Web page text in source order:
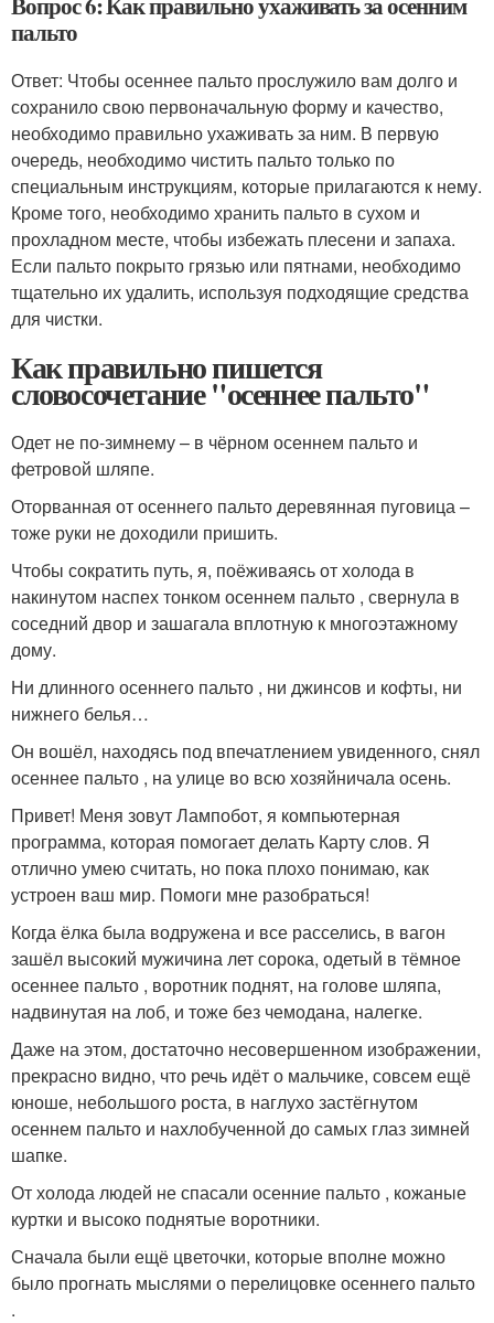
пальто
Ответ: Чтобы осеннее пальто прослужило вам долго и
сохранило свою первоначальную форму и качество,
необходимо правильно ухаживать за ним. В первую
очередь, необходимо чистить пальто только по
специальным инструкциям, которые прилагаются к нему.
Кроме того, необходимо хранить пальто в сухом и
прохладном месте, чтобы избежать плесени и запаха.
Если пальто покрыто грязью или пятнами, необходимо
тщательно их удалить, используя подходящие средства
для чистки.
Как правильно пишется
словосочетание "осеннее пальто"
Одет не по-зимнему – в чёрном осеннем пальто и
фетровой шляпе.
Оторванная от осеннего пальто деревянная пуговица –
тоже руки не доходили пришить.
Чтобы сократить путь, я, поёживаясь от холода в
накинутом наспех тонком осеннем пальто , свернула в
соседний двор и зашагала вплотную к многоэтажному
дому.
Ни длинного осеннего пальто , ни джинсов и кофты, ни
нижнего белья…
Он вошёл, находясь под впечатлением увиденного, снял
осеннее пальто , на улице во всю хозяйничала осень.
Привет! Меня зовут Лампобот, я компьютерная
программа, которая помогает делать Карту слов. Я
отлично умею считать, но пока плохо понимаю, как
устроен ваш мир. Помоги мне разобраться!
Когда ёлка была водружена и все расселись, в вагон
зашёл высокий мужичина лет сорока, одетый в тёмное
осеннее пальто , воротник поднят, на голове шляпа,
надвинутая на лоб, и тоже без чемодана, налегке.
Даже на этом, достаточно несовершенном изображении,
прекрасно видно, что речь идёт о мальчике, совсем ещё
юноше, небольшого роста, в наглухо застёгнутом
осеннем пальто и нахлобученной до самых глаз зимней
шапке.
От холода людей не спасали осенние пальто , кожаные
куртки и высоко поднятые воротники.
Сначала были ещё цветочки, которые вполне можно
было прогнать мыслями о перелицовке осеннего пальто
.